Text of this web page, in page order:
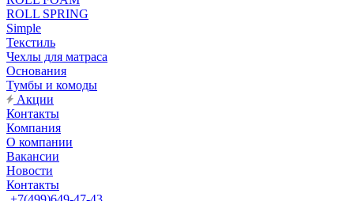
ROLL SPRING
Simple
Текстиль
Чехлы для матраса
Основания
Тумбы и комоды
Акции
Контакты
Компания
О компании
Вакансии
Новости
Контакты